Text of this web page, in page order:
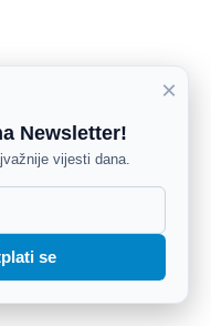
×
Newsletter!
vijesti dana.
se